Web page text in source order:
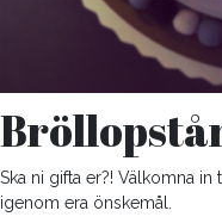
Ska ni gifta er?! Välkomna
igenom era önskemål.